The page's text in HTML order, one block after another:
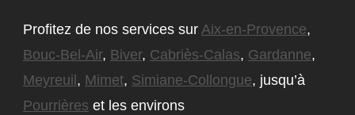
Profitez de nos services sur Aix-en-Provence,
Bouc-Bel-Air, Biver, Cabriès-Calas, Gardanne,
Meyreuil , Mimet, Simiane-Collongue, jusqu’à
Pourrières et les environs